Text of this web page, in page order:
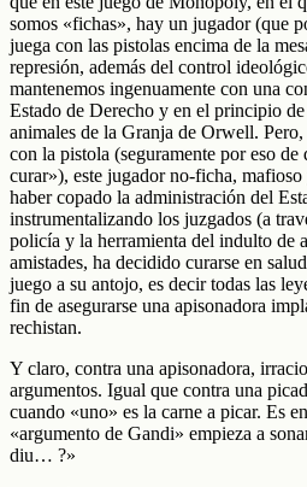
somos «fichas», hay un jugador (que
juega con las pistolas encima de la
represión, además del control
mantenemos ingenuamente con una
Estado de Derecho y en el principio
animales de la Granja de Orwell.
con la pistola (seguramente por eso
curar»), este jugador no-ficha,
haber copado la administración del
instrumentalizando los juzgados (a
policía y la herramienta del indulto de
amistades, ha decidido curarse en
juego a su antojo, es decir todas las
fin de asegurarse una apisonadora
rechistan.
Y claro, contra una apisonadora,
argumentos. Igual que contra una
cuando «uno» es la carne a picar. Es
«argumento de Gandi» empieza a
diu… ?»